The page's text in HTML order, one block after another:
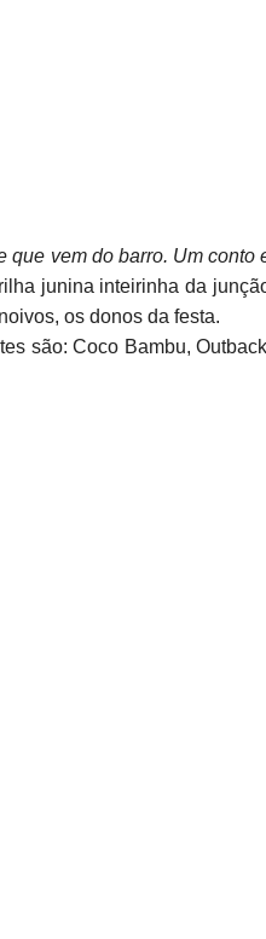
que vem do barro. Um conto
junina inteirinha da
os donos da festa.
são: Coco Bambu,